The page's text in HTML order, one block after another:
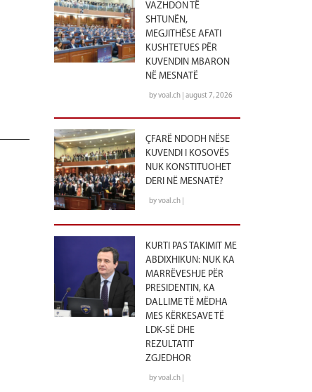
VAZHDON TË
SHTUNËN,
MEGJITHËSE AFATI
KUSHTETUES PËR
KUVENDIN MBARON
NË MESNATË
by voal.ch | august 7, 2026
ÇFARË NDODH NËSE
KUVENDI I KOSOVËS
NUK KONSTITUOHET
DERI NË MESNATË?
by voal.ch |
KURTI PAS TAKIMIT ME
ABDIXHIKUN: NUK KA
MARRËVESHJE PËR
PRESIDENTIN, KA
DALLIME TË MËDHA
MES KËRKESAVE TË
LDK-SË DHE
REZULTATIT
ZGJEDHOR
by voal.ch |